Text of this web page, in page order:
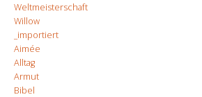
Weltmeisterschaft
Willow
_importiert
Aimée
Alltag
Armut
Bibel